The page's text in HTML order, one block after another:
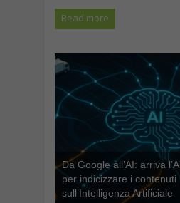
Read more
Da Google all’AI: arriva
per indicizzare i contenuti
sull’Intelligenza Artificiale